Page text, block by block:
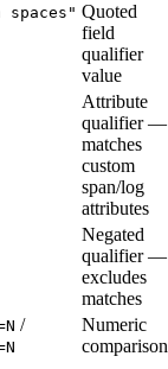
Quoted
field
qualifier
value
Attribute
qualifier —
matches
custom
span/log
attributes
Negated
qualifier —
excludes
matches
/
Numeric
comparison